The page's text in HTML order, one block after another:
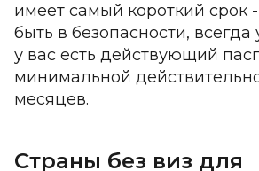
имеет самый короткий срок
быть в безопасности, всегда
у вас есть действующий
минимальной
месяцев.
Страны без виз для